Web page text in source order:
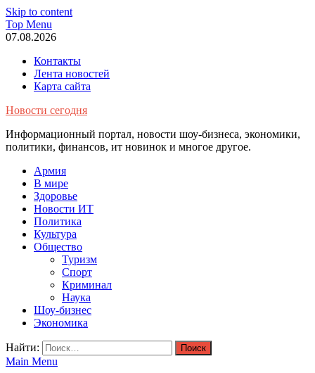
Skip to content
Top Menu
07.08.2026
Контакты
Лента новостей
Карта сайта
Новости сегодня
Информационный портал, новости шоу-бизнеса, экономики,
политики, финансов, ит новинок и многое другое.
Армия
В мире
Здоровье
Новости ИТ
Политика
Культура
Общество
Туризм
Спорт
Криминал
Наука
Шоу-бизнес
Экономика
Найти:
Main Menu